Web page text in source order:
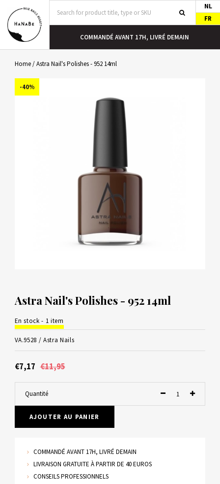
NL
FR
COMMANDÉ AVANT 17H, LIVRÉ DEMAIN
Home/Astra Nail's Polishes - 952 14ml
-40%
Astra Nail's Polishes - 952 14ml
En stock - 1 item
VA.9528 /Astra Nails
€7,17 €11,95
Quantité
AJOUTER AU PANIER
COMMANDÉ AVANT 17H, LIVRÉ DEMAIN
LIVRAISON GRATUITE À PARTIR DE 40 EUROS
CONSEILS PROFESSIONNELS